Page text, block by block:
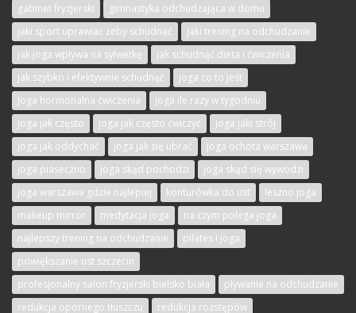
gabinet fryzjerski
gimnastyka odchudzająca w domu
jaki sport uprawiać żeby schudnąć
jaki trening na odchudzanie
jak joga wpływa na sylwetkę
jak schudnąć dieta i ćwiczenia
jak szybko i efektywnie schudnąć
joga co to jest
Joga hormonalna ćwiczenia
joga ile razy w tygodniu
joga jak często
joga jak często ćwiczyć
joga jaki strój
joga jak oddychać
joga jak się ubrać
joga ochota warszawa
joga piaseczno
joga skąd pochodzi
joga skąd się wywodzi
joga warszawa gdzie najlepiej
konturówka do ust
leszno joga
makeup mirror
medytacja joga
na czym polega joga
najlepszy trening na odchudzanie
pilates i joga
powiększanie ust szczecin
profesjonalny salon fryzjerski bielsko biała
pływanie na odchudzanie
redukcja opornego tłuszczu
redukcja rozstępów